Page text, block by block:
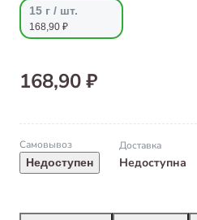
15 г / шт.
168,90 ₽
168,90 ₽
Самовывоз
Недоступен
Доставка
Недоступна